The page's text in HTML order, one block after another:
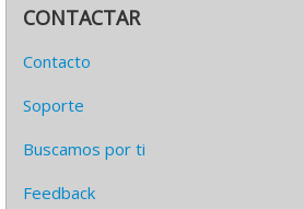
CONTACTAR
Contacto
Soporte
Buscamos por ti
Feedback